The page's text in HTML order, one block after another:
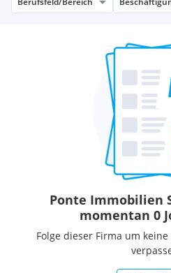
Ponte Immobilien
momentan 0
Folge dieser Firma um